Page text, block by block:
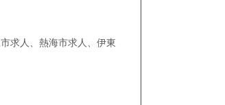
求人、熱海市求人、伊東